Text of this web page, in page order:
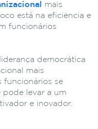
mais
está na eficiência e
funcionários
democrática
mais
funcionários se
pode levar a um
e inovador.